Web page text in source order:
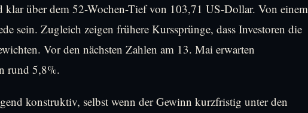
über dem 52-Wochen-Tief von 103,71 US-Dollar. Von einem
sein. Zugleich zeigen frühere Kurssprünge, dass Investoren die
Vor den nächsten Zahlen am 13. Mai erwarten
rund 5,8%.
konstruktiv, selbst wenn der Gewinn kurzfristig unter den